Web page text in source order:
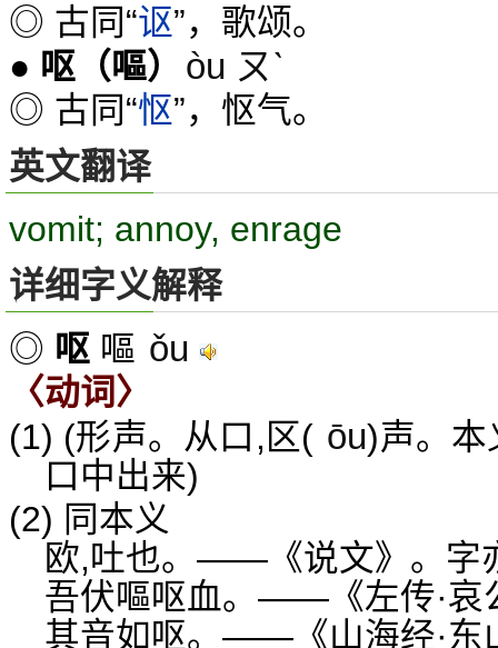
◎ 古同“讴”，歌颂。
● 呕 （嘔） òu ㄡˋ
◎ 古同“怄”，怄气。
英文翻译
vomit; annoy, enrage
详细字义解释
◎ 呕 嘔 ǒu
〈动词〉
(1) (形声。从口,区( ōu)声。本
口中出来)
(2) 同本义
欧,吐也。——《说文》。字
吾伏嘔呕血。——《左传·哀
其音如呕。——《山海经·东